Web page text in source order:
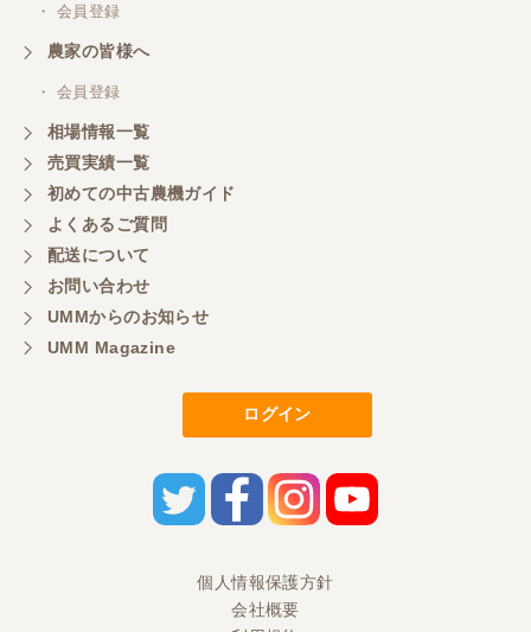
・ 会員登録
農家の皆様へ
・ 会員登録
相場情報一覧
売買実績一覧
初めての中古農機ガイド
よくあるご質問
配送について
お問い合わせ
UMMからのお知らせ
UMM Magazine
ログイン
個人情報保護方針
会社概要